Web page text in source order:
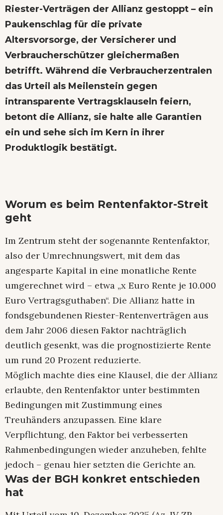
Riester-Verträgen der Allianz gestoppt – ein
Paukenschlag für die private
Altersvorsorge, der Versicherer und
Verbraucherschützer gleichermaßen
betrifft. Während die Verbraucherzentralen
das Urteil als Meilenstein gegen
intransparente Vertragsklauseln feiern,
betont die Allianz, sie halte alle Garantien
ein und sehe sich im Kern in ihrer
Produktlogik bestätigt.
Worum es beim Rentenfaktor-Streit
geht
Im Zentrum steht der sogenannte Rentenfaktor,
also der Umrechnungswert, mit dem das
angesparte Kapital in eine monatliche Rente
umgerechnet wird – etwa „x Euro Rente je 10.000
Euro Vertragsguthaben“. Die Allianz hatte in
fondsgebundenen Riester-Rentenverträgen aus
dem Jahr 2006 diesen Faktor nachträglich
deutlich gesenkt, was die prognostizierte Rente
um rund 20 Prozent reduzierte.
Möglich machte dies eine Klausel, die der Allianz
erlaubte, den Rentenfaktor unter bestimmten
Bedingungen mit Zustimmung eines
Treuhänders anzupassen. Eine klare
Verpflichtung, den Faktor bei verbesserten
Rahmenbedingungen wieder anzuheben, fehlte
jedoch – genau hier setzten die Gerichte an.​
Was der BGH konkret entschieden
hat